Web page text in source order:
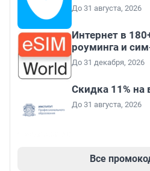
До 31 августа, 2026
Интернет в
роуминга и
До 31 декабря, 2026
Скидка 11% на
До 31 августа, 2026
Все